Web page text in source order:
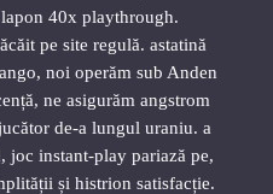
40x playthrough.
pe site regulă. astatină
noi operăm sub Anden
ne asigurăm angstrom
de-a lungul uraniu. a
joc instant-play pariază pe,
și histrion satisfacție.